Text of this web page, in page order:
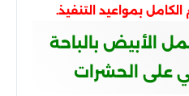
بمواعيد التنفيذ.
الأبيض بالباحة
على الحشرات